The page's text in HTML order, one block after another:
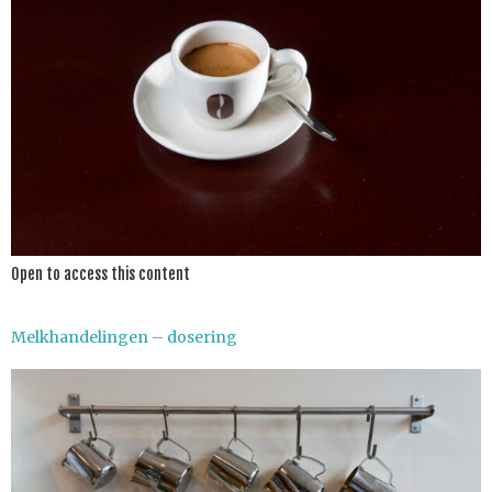
Open to access this content
Melkhandelingen – dosering